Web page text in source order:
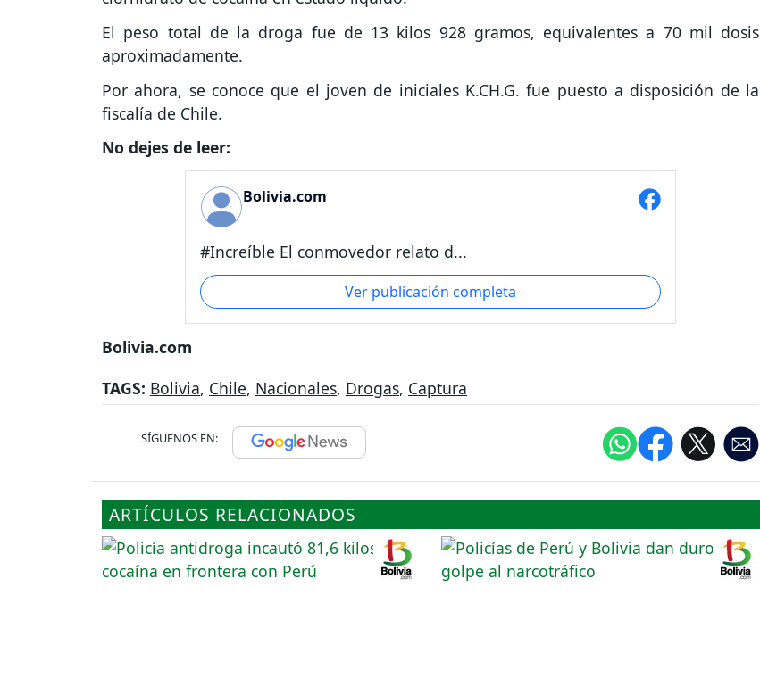
El peso total de la droga fue de 13 kilos 928 gramos, equivalentes a 70 mil dosis
aproximadamente.
Por ahora, se conoce que el joven de iniciales K.CH.G. fue puesto a disposición de la
fiscalía de Chile.
No dejes de leer:
Bolivia.com
#Increíble El conmovedor relato d...
Ver publicación completa
Bolivia.com
TAGS: Bolivia, Chile, Nacionales, Drogas, Captura
SÍGUENOS EN:
ARTÍCULOS RELACIONADOS